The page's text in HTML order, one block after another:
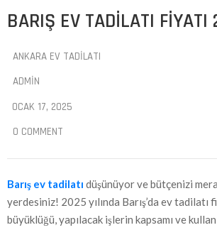
BARIŞ EV TADILATI FIYATI
ANKARA EV TADILATI
ADMIN
OCAK 17, 2025
0 COMMENT
Barış ev tadilatı düşünüyor ve bütçenizi
yerdesiniz! 2025 yılında Barış’da ev tadilatı
büyüklüğü, yapılacak işlerin kapsamı ve